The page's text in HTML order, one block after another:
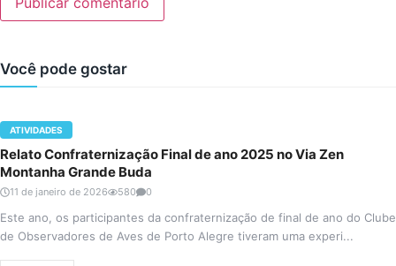
Você pode gostar
ATIVIDADES
Relato Confraternização Final de ano 2025 no Via Zen
Montanha Grande Buda
11 de janeiro de 2026 580 0
Este ano, os participantes da confraternização de final de ano do Clube
de Observadores de Aves de Porto Alegre tiveram uma experi...